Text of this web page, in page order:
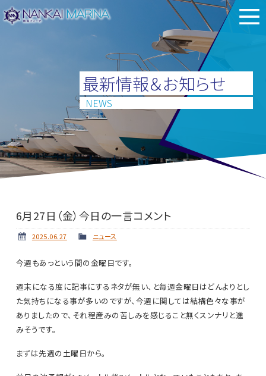
最新情報＆お知らせ
NEWS
6月27日（金）今日の一言コメント
2025.06.27 ニュース
今週もあっという間の金曜日です。
週末になる度に記事にするネタが無い、と毎週金曜日はどんよりとし
た気持ちになる事が多いのですが、今週に関しては結構色々な事が
ありましたので、それ程産みの苦しみを感じること無くスンナリと進
みそうです。
まずは先週の土曜日から。